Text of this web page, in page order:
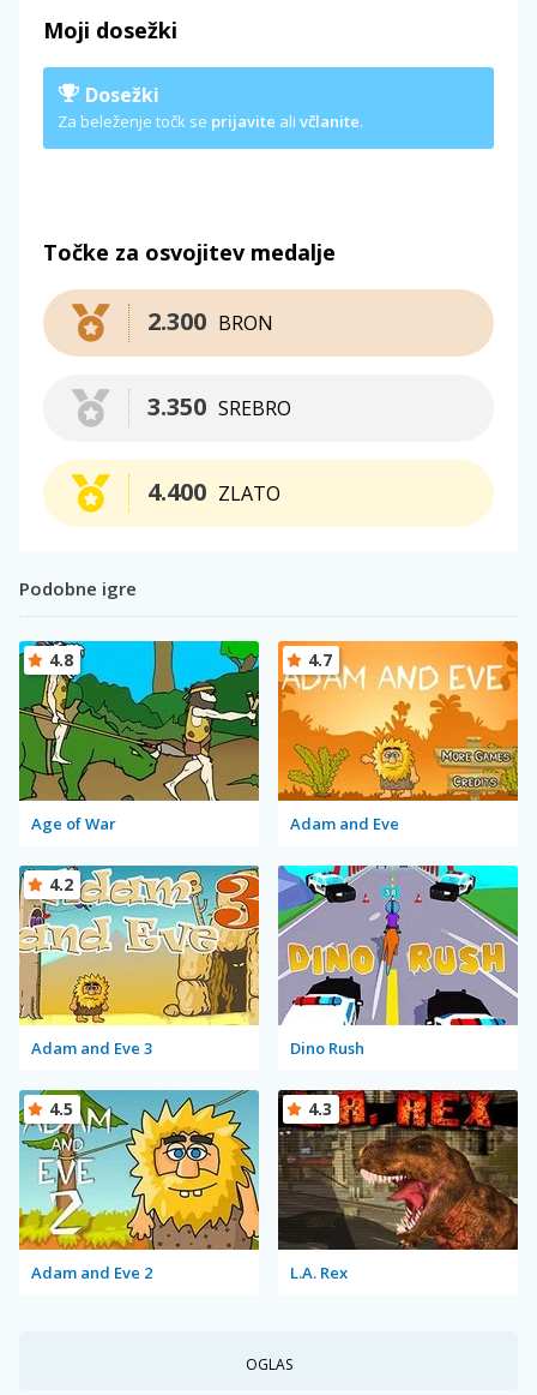
Moji dosežki
Dosežki
Za beleženje točk se prijavite ali včlanite.
Točke za osvojitev medalje
BRON
2.300
SREBRO
3.350
ZLATO
4.400
Podobne igre
Age of War
4.8
Adam and Eve
4.7
Adam and Eve 3
4.2
Dino Rush
Adam and Eve 2
4.5
L.A. Rex
4.3
OGLAS